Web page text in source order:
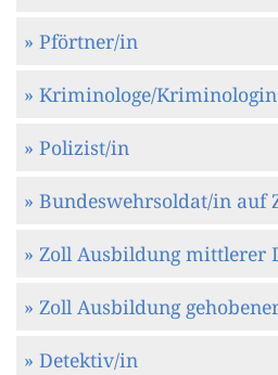
» Pförtner/in
» Kriminologe/Kriminologin
» Polizist/in
» Bundeswehrsoldat/in auf
» Zoll Ausbildung mittlerer
» Zoll Ausbildung
» Detektiv/in